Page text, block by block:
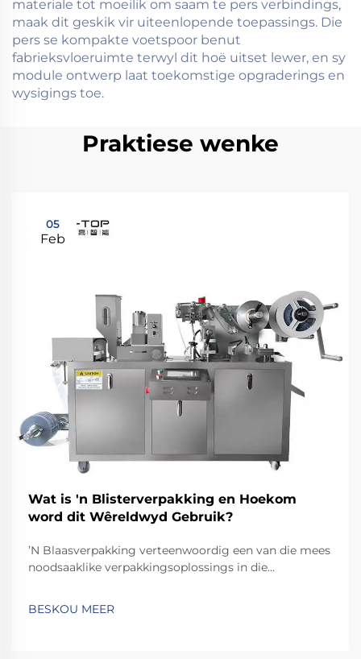
materiale tot moeilik om saam te pers verbindings,
maak dit geskik vir uiteenlopende toepassings. Die
pers se kompakte voetspoor benut
fabrieksvloeruimte terwyl dit hoë uitset lewer, en sy
module ontwerp laat toekomstige opgraderings en
wysigings toe.
Praktiese wenke
05
Feb
Wat is 'n Blisterverpakking en Hoekom
word dit Wêreldwyd Gebruik?
ʼN Blaasverpakking verteenwoordig een van die mees
noodsaaklike verpakkingsoplossings in die
BESKOU MEER